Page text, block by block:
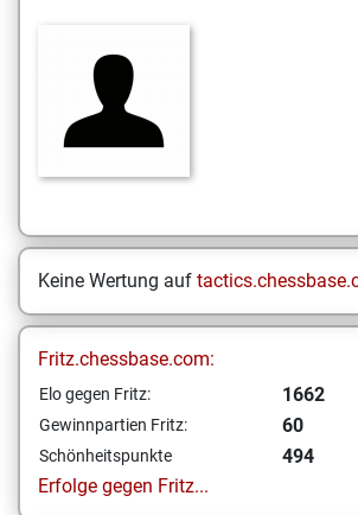
Keine Wertung auf
Fritz.chessbase.com:
Elo gegen Fritz: 1662
Gewinnpartien Fritz: 60
Schönheitspunkte
494
Erfolge gegen Fritz...